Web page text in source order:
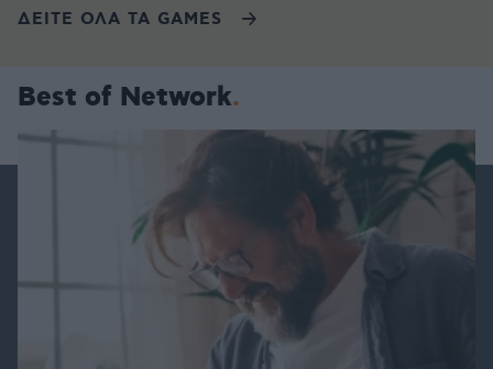
ΔΕΙΤΕ ΟΛΑ ΤΑ GAMES
Best of Network